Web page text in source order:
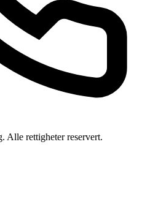
rettigheter reservert.